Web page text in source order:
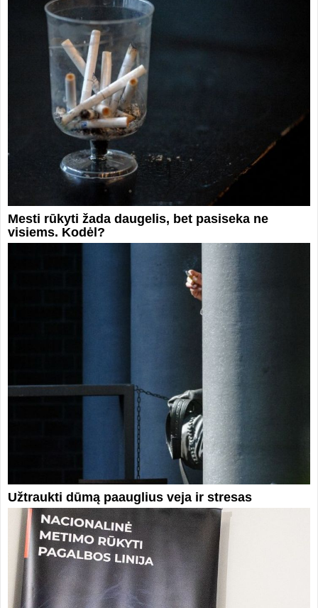
Mesti rūkyti žada daugelis, bet pasiseka ne
visiems. Kodėl?
Užtraukti dūmą paauglius veja ir stresas